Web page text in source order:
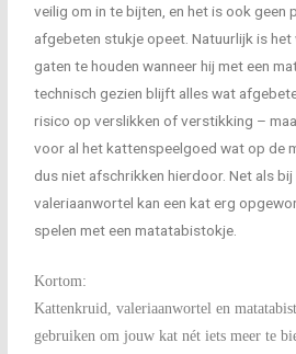
veilig om in te bijten, en het is ook geen
afgebeten stukje opeet. Natuurlijk is
gaten te houden wanneer hij met een
technisch gezien blijft alles wat
risico op verslikken of verstikking –
voor al het kattenspeelgoed wat op de
dus niet afschrikken hierdoor. Net als
valeriaanwortel kan een kat erg
spelen met een matatabistokje.
Kortom:
Kattenkruid, valeriaanwortel en
gebruiken om jouw kat nét iets meer te